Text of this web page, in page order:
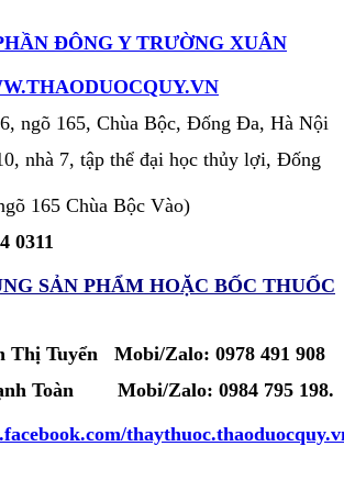
ĐÔNG Y TRƯỜNG XUÂN
ngõ 165, Chùa Bộc, Đống Đa, Hà Nội
nhà 7, tập thể đại học thủy lợi, Đống
165 Chùa Bộc Vào)
0311
SẢN PHẨM HOẶC BỐC THUỐC
Thị Tuyển Mobi/Zalo: 0978 491 908
Toàn Mobi/Zalo: 0984 795 198.